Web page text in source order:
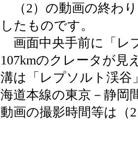
（2）の動画の終わ
したものです。
画面中央手前に「レ
107kmのクレータが見
溝は「レプソルト渓谷
海道本線の東京－静岡
動画の撮影時間等は（